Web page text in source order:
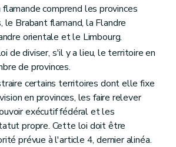
DU ROI ET DU GOUVERNEMENT FEDERAL
Du Roi
flamande comprend les provinces
le Brabant flamand, la Flandre
orientale et le Limbourg.
de diviser, s'il y a lieu, le territoire en
de provinces.
certains territoires dont elle fixe
en provinces, les faire relever
exécutif fédéral et les
propre. Cette loi doit être
prévue à l'article 4, dernier alinéa.